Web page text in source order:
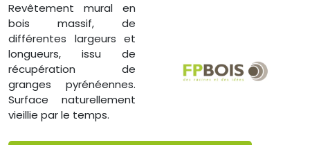
Revêtement mural en
bois massif, de
différentes largeurs et
longueurs, issu de
récupération de
granges pyrénéennes.
Surface naturellement
vieillie par le temps.